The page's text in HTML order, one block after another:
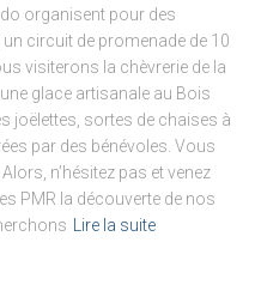
organisent pour des
circuit de promenade de 10
visiterons la chèvrerie de la
glace artisanale au Bois
joëlettes, sortes de chaises à
par des bénévoles. Vous
n’hésitez pas et venez
PMR la découverte de nos
Lire la suite